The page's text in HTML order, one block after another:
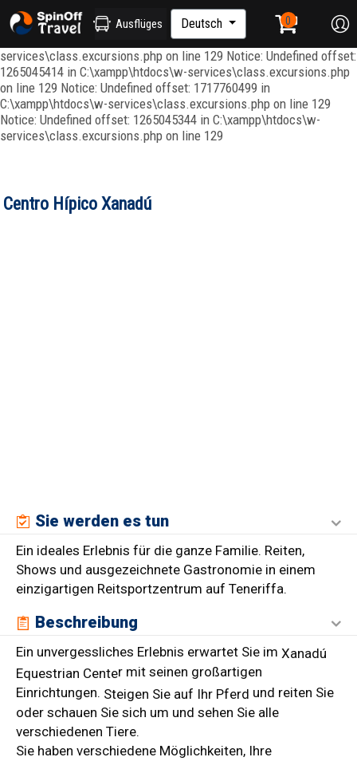
Notice: Undefined index: ordenar in C:\xampp\htdocs\w-
services\repositories\GroupRepository.php on line 415 Notice:
Undefined offset: 1265045344 in C:\xampp\htdocs\w-
services\class.excursions.php on line 129 Notice: Undefined offset:
1265045414 in C:\xampp\htdocs\w-services\class.excursions.php
on line 129 Notice: Undefined offset: 1717760499 in
C:\xampp\htdocs\w-services\class.excursions.php on line 129
Notice: Undefined offset: 1265045344 in C:\xampp\htdocs\w-
services\class.excursions.php on line 129
Ausflüges Deutsch
Centro Hípico Xanadú
Sie werden es tun
Ein ideales Erlebnis für die ganze Familie. Reiten,
Shows und ausgezeichnete Gastronomie in einem
einzigartigen Reitsportzentrum auf Teneriffa.
Beschreibung
Ein unvergessliches Erlebnis erwartet Sie im Xanadú
Equestrian Center mit seinen großartigen
Einrichtungen. Steigen Sie auf Ihr Pferd und reiten Sie
oder schauen Sie sich um und sehen Sie alle
verschiedenen Tiere.
Sie haben verschiedene Möglichkeiten, Ihre